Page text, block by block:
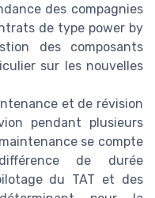
des compagnies
de type power by
des composants
sur les nouvelles
et de révision
pendant plusieurs
se compte
de durée
du TAT et des